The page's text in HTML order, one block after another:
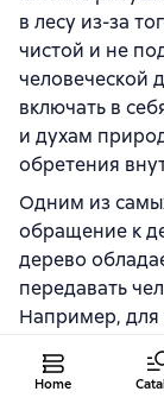
Home
в лесу из-за
чистой и не
человеческой
включать в
и духам
обретения
Одним из
обращение к
дерево
передавать
Например, для
поддержки,
слова